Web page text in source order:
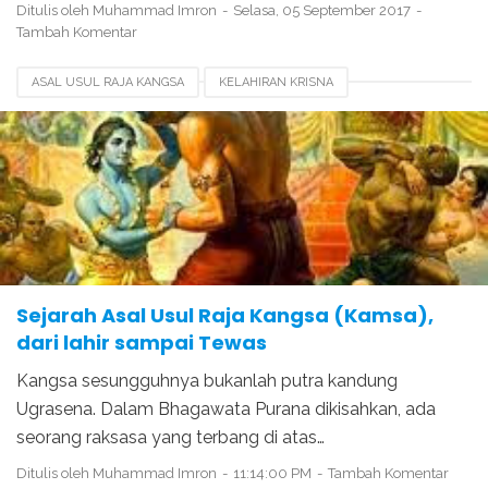
Ditulis oleh Muhammad Imron
Selasa, 05 September 2017
Tambah Komentar
ASAL USUL RAJA KANGSA KELAHIRAN KRISNA
KELAHIRAN RAJA KANGSA KELUARGA SRI KRISHNA
KEMATIAN RAJA KANGSA KESAKTIAN KRISNA
RAMALAN RAJA KANGSA
Sejarah Asal Usul Raja Kangsa (Kamsa),
dari lahir sampai Tewas
Kangsa sesungguhnya bukanlah putra kandung
Ugrasena. Dalam Bhagawata Purana dikisahkan, ada
seorang raksasa yang terbang di atas…
Ditulis oleh Muhammad Imron 11:14:00 PM Tambah Komentar